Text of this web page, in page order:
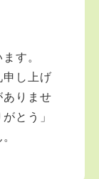
す。
申し上げ
ありませ
とう」